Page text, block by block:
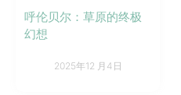
呼伦贝尔：草原的终极
幻想
2025年12 月4日